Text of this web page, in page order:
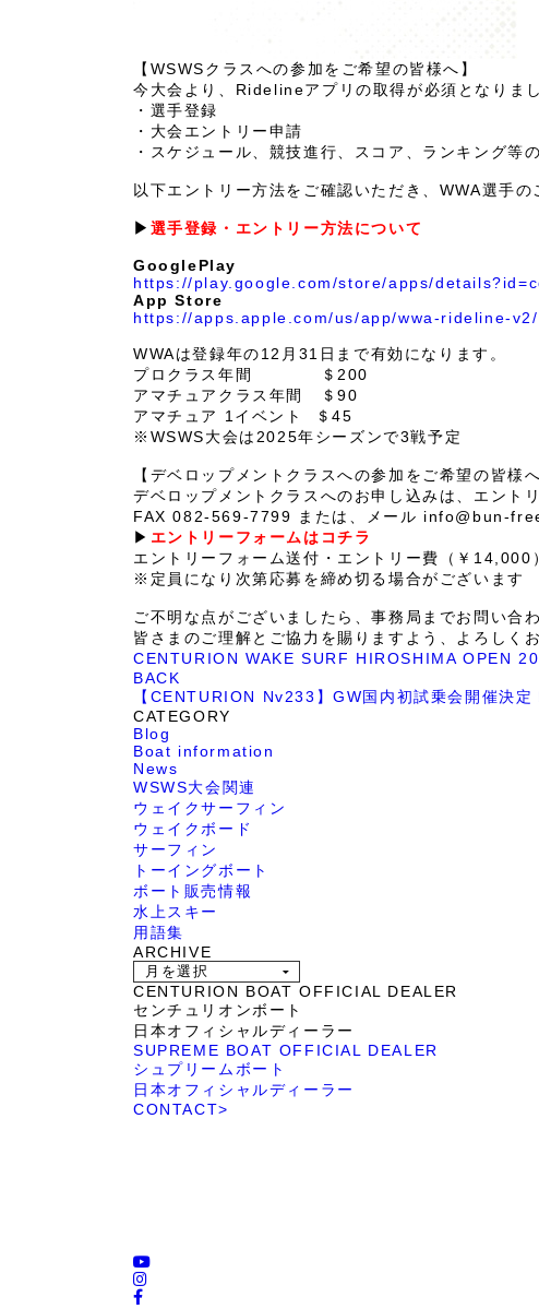
【WSWSクラスへの参加をご希望の皆様へ】
今大会より、Ridelineアプリの取得が必須となりま
・選手登録
・大会エントリー申請
・スケジュール、競技進行、スコア、ランキング等
以下エントリー方法をご確認いただき、WWA選手
▶︎ 選手登録・エントリー方法について
GooglePlay
https://play.google.com/store/apps/
App Store
https://apps.apple.com/us/app/wwa-rideline-
WWAは登録年の12月31日まで有効になります。
プロクラス年間 ＄200
アマチュアクラス年間 ＄90
アマチュア 1イベント ＄45
※WSWS大会は2025年シーズンで3戦予定
【デベロップメントクラスへの参加をご希望の皆様へ
デベロップメントクラスへのお申し込みは、エント
FAX 082-569-7799 または、メール info@bun-
▶︎ エントリーフォームはコチラ
エントリーフォーム送付・エントリー費（￥
※定員になり次第応募を締め切る場合がございます
ご不明な点がございましたら、事務局までお問い合
皆さまのご理解とご協力を賜りますよう、よろしく
CENTURION WAKE SURF HIROSHIMA OPEN
BACK
【CENTURION Nv233】GW国内初試乗会開催決定
CATEGORY
Blog
Boat information
News
WSWS大会関連
ウェイクサーフィン
ウェイクボード
サーフィン
トーイングボート
ボート販売情報
水上スキー
用語集
ARCHIVE
CENTURION BOAT OFFICIAL DEALER
センチュリオンボート
日本オフィシャルディーラー
SUPREME BOAT OFFICIAL DEALER
シュプリームボート
日本オフィシャルディーラー
CONTACT>